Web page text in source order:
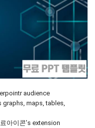
audience
graphs, maps, tables,
아이콘’s extension